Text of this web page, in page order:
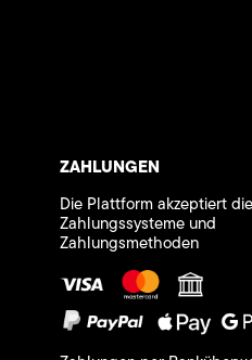
ZAHLUNGEN
Die Plattform akzeptiert
Zahlungssysteme und
Zahlungsmethoden